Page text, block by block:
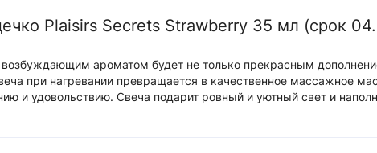
Plaisirs Secrets Strawberry 35 мл (срок
ароматом будет не только прекрасным
при нагревании превращается в качественное массажное
и удовольствию. Свеча подарит ровный и уютный свет и